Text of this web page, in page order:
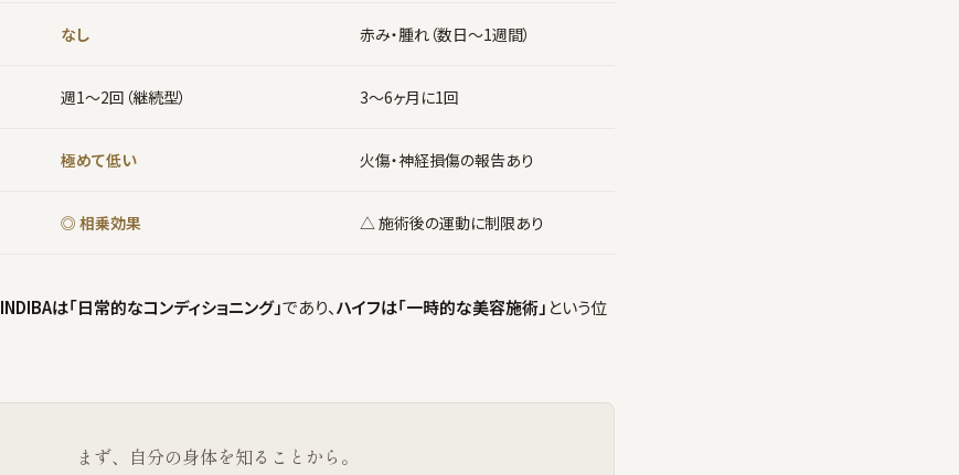
なし 赤み・腫れ（数日〜1週間）
週1〜2回（継続型） 3〜6ヶ月に1回
極めて低い 火傷・神経損傷の報告あり
◎ 相乗効果 △ 施術後の運動に制限あり
INDIBAは「日常的なコンディショニング」であり、ハイフは「一時的な美容施術」 という位
まず、自分の身体を知ることから。